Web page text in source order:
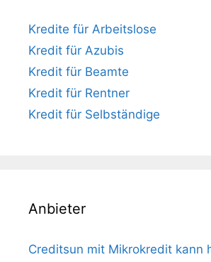
Kredite für Arbeitslose
Kredit für Azubis
Kredit für Beamte
Kredit für Rentner
Kredit für Selbständige
Anbieter
Creditsun mit Mikrokredit kann